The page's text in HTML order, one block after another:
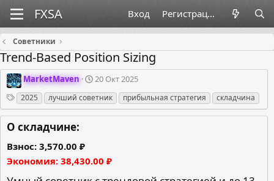
Вход Регистрация
Советники
Trend-Based Position Sizing
О
г
а
н
и
з
т
о
MarketMaven
Д
т
а
а
н
20 Окт 2025
Теги
2025 лучший советник прибыльная стратегия складчина
О складчине:
Взнос 3,570.00 ₽
Экономия 38,430.00 ₽